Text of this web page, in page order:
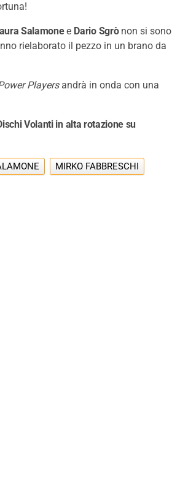
Salamonee Dario Sgrònon si sono
rielaborato il pezzo in un brano da
Playersandrà in onda con una
Volanti in alta rotazione su
MIRKO FABBRESCHI